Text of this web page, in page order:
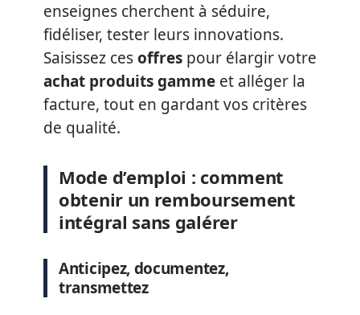
enseignes cherchent à séduire,
fidéliser, tester leurs innovations.
Saisissez cesoffres pour élargir votre
achat produits gamme et alléger la
facture, tout en gardant vos critères
de qualité.
Mode d’emploi : comment
obtenir un remboursement
intégral sans galérer
Anticipez, documentez,
transmettez